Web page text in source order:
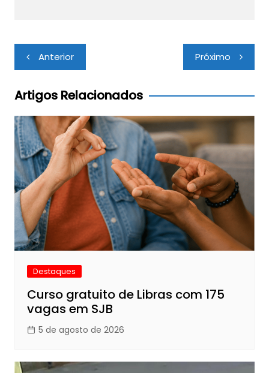
Navegação
de
Post
Anterior Próximo
Artigos Relacionados
Destaques
Curso gratuito de Libras com 175
vagas em SJB
5 de agosto de 2026